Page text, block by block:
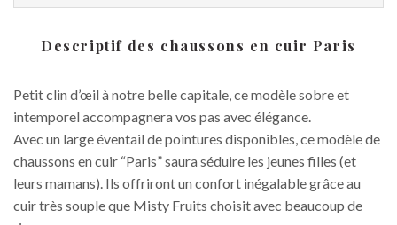
Descriptif des chaussons en cuir Paris
Petit clin d’œil à notre belle capitale, ce modèle sobre et
intemporel accompagnera vos pas avec élégance.
Avec un large éventail de pointures disponibles, ce modèle de
chaussons en cuir “Paris” saura séduire les jeunes filles (et
leurs mamans). Ils offriront un confort inégalable grâce au
cuir très souple que Misty Fruits choisit avec beaucoup de